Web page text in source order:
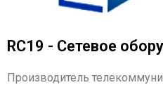
RC19 - Сетевое
Производитель